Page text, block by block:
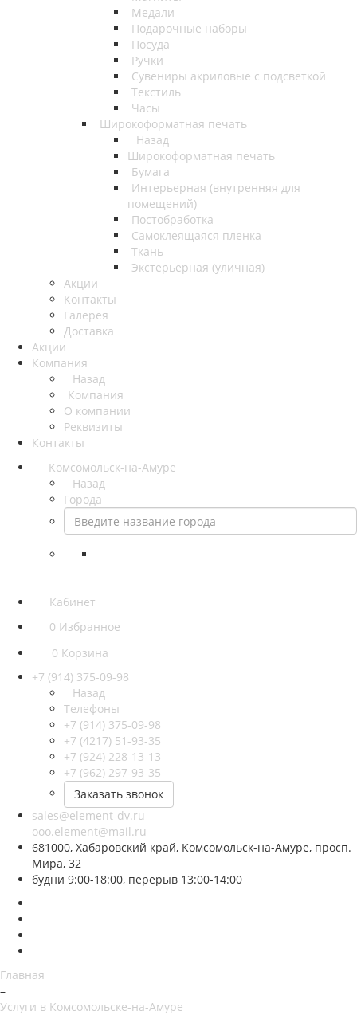
Медали
Подарочные наборы
Посуда
Ручки
Сувениры акриловые с подсветкой
Текстиль
Часы
Широкоформатная печать
Назад
Широкоформатная печать
Бумага
Интерьерная (внутренняя для
помещений)
Постобработка
Самоклеящаяся пленка
Ткань
Экстерьерная (уличная)
Акции
Контакты
Галерея
Доставка
Акции
Компания
Назад
Компания
О компании
Реквизиты
Контакты
Комсомольск-на-Амуре
Назад
Города
Кабинет
0 Избранное
0 Корзина
+7 (914) 375-09-98
Назад
Телефоны
+7 (914) 375-09-98
+7 (4217) 51-93-35
+7 (924) 228-13-13
+7 (962) 297-93-35
Заказать звонок
sales@element-dv.ru
ooo.element@mail.ru
681000, Хабаровский край, Комсомольск-на-Амуре, просп.
Мира, 32
будни 9:00-18:00, перерыв 13:00-14:00
Главная
–
Услуги в Комсомольске-на-Амуре